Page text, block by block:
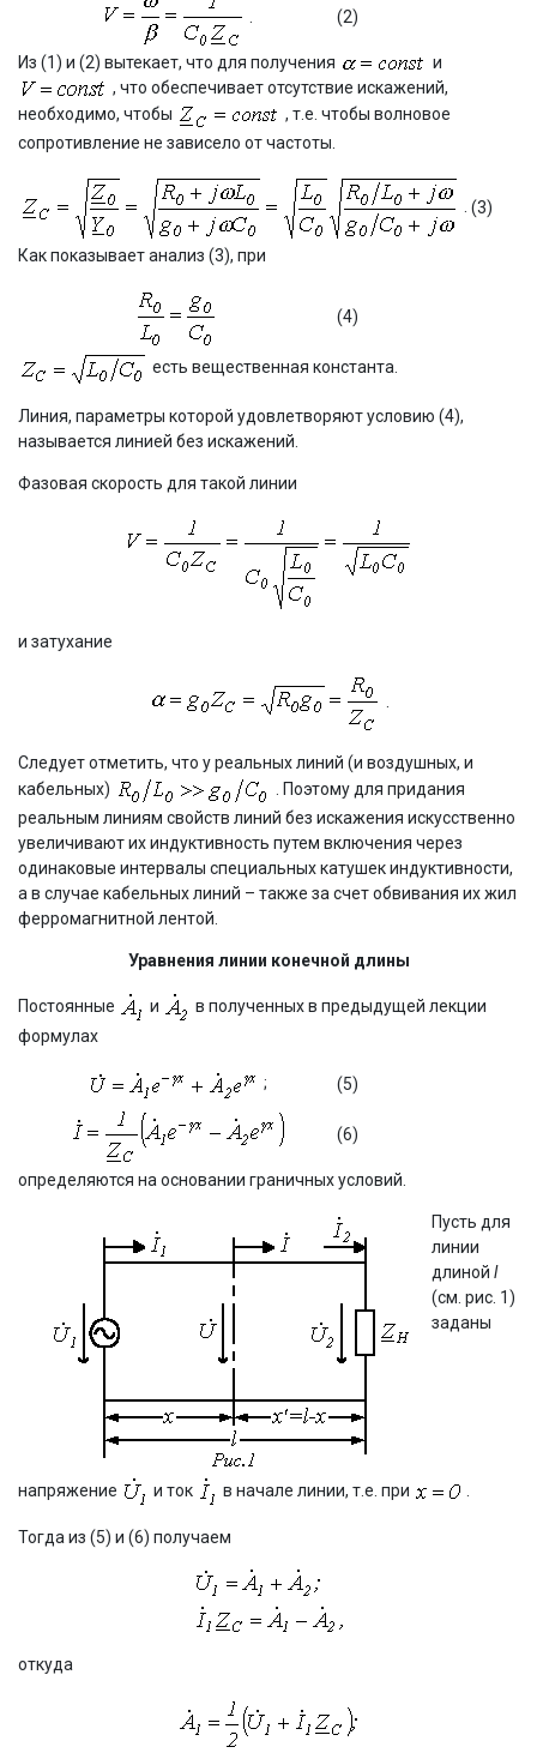
(2)
Из (1) и (2) вытекает, что для получения
и
, что обеспечивает отсутствие искажений,
необходимо, чтобы
, т.е. чтобы волновое
сопротивление не зависело от частоты.
. (3)
Как показывает анализ (3), при
(4)
есть вещественная константа.
Линия, параметры которой удовлетворяют условию (4),
называется линией без искажений.
Фазовая скорость для такой линии
и затухание
Следует отметить, что у реальных линий (и воздушных, и
кабельных)
. Поэтому для придания
реальным линиям свойств линий без искажения искусственно
увеличивают их индуктивность путем включения через
одинаковые интервалы специальных катушек индуктивности,
а в случае кабельных линий – также за счет обвивания их жил
ферромагнитной лентой.
Уравнения линии конечной длины
Постоянные и
в полученных в предыдущей лекции
формулах
; (5)
(6)
определяются на основании граничных условий.
Пусть для
линии
длиной l
(см. рис. 1)
заданы
напряжение и ток в начале линии, т.е. при
Тогда из (5) и (6) получаем
откуда